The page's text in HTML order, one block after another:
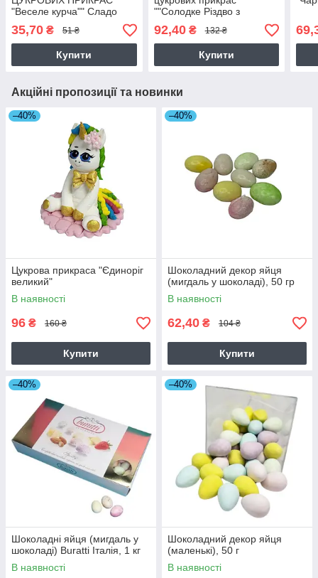
"Веселе курча"" Сладо
35,70 ₴ 51 ₴
Купити
""Солодке Різдво з
Грінчем""
92,40₴ 132 ₴
Купити
Акційні пропозиції та новинки
–40%
Цукрова прикраса "Єдиноріг
великий"
В наявності
96 ₴ 160 ₴
Купити
–40%
Шоколадний декор яйця
(мигдаль у шоколаді), 50 гр
В наявності
62,40 ₴ 104 ₴
Купити
–40%
Шоколадні яйця (мигдаль у
шоколаді) Buratti Італія, 1 кг
В наявності
–40%
Шоколадний декор яйця
(маленькі), 50 г
В наявності